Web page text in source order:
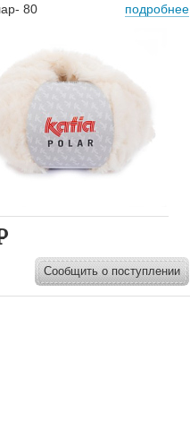
80 подробнее
Сообщить о поступлении